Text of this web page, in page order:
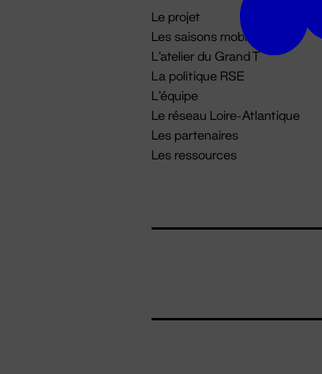
Le projet
Les saisons mobiles
L'atelier du Grand T
La politique RSE
L'équipe
Le réseau Loire-Atlantique
Les partenaires
Les ressources